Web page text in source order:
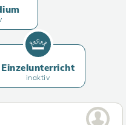
Einzelunterricht
inaktiv